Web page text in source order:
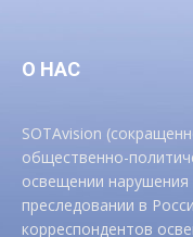
О НАС
SOTAvision
общественно-
освещении
преследовании в
корреспондентов